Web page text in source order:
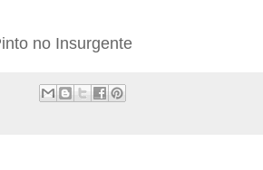
no Insurgente